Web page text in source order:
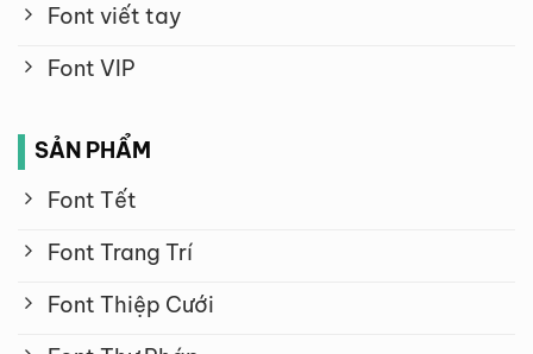
Font viết tay
Font VIP
SẢN PHẨM
Font Tết
Font Trang Trí
Font Thiệp Cưới